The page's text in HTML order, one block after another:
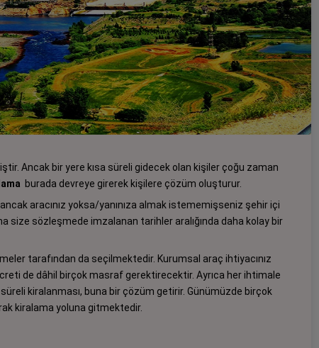
Ancak bir yere kısa süreli gidecek olan kişiler çoğu zaman
burada devreye girerek kişilere çözüm oluşturur.
aracınız yoksa/yanınıza almak istememişseniz şehir içi
size sözleşmede imzalanan tarihler aralığında daha kolay bir
tarafından da seçilmektedir. Kurumsal araç ihtiyacınız
de dâhil birçok masraf gerektirecektir. Ayrıca her ihtimale
süreli kiralanması, buna bir çözüm getirir. Günümüzde birçok
kiralama yoluna gitmektedir.